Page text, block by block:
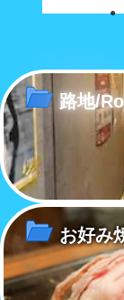
奥深い路地の
路地/
お好み